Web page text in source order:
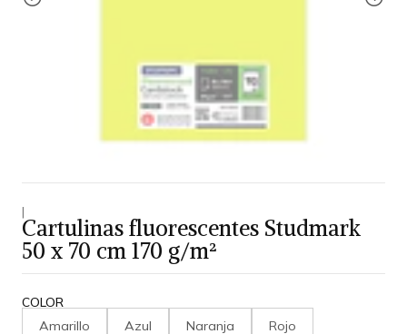
|
Cartulinas fluorescentes Studmark
50 x 70 cm 170 g/m²
COLOR
Amarillo Azul Naranja Rojo